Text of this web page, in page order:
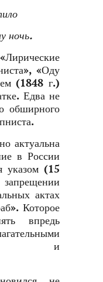
ночь.
«Оду
(1848 г.)
Едва не
обширного
актуальна
в России
указом (15
актах
Которое
впредь
и